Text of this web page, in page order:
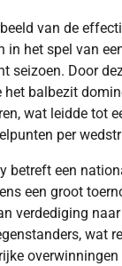
van de
in het spel van
seizoen. Door
het balbezit
wat leidde tot
per
betreft een
een groot
verdediging
wat
overwinningen